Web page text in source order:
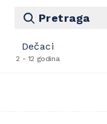
Pretraga
Dečaci
2 - 12 godina